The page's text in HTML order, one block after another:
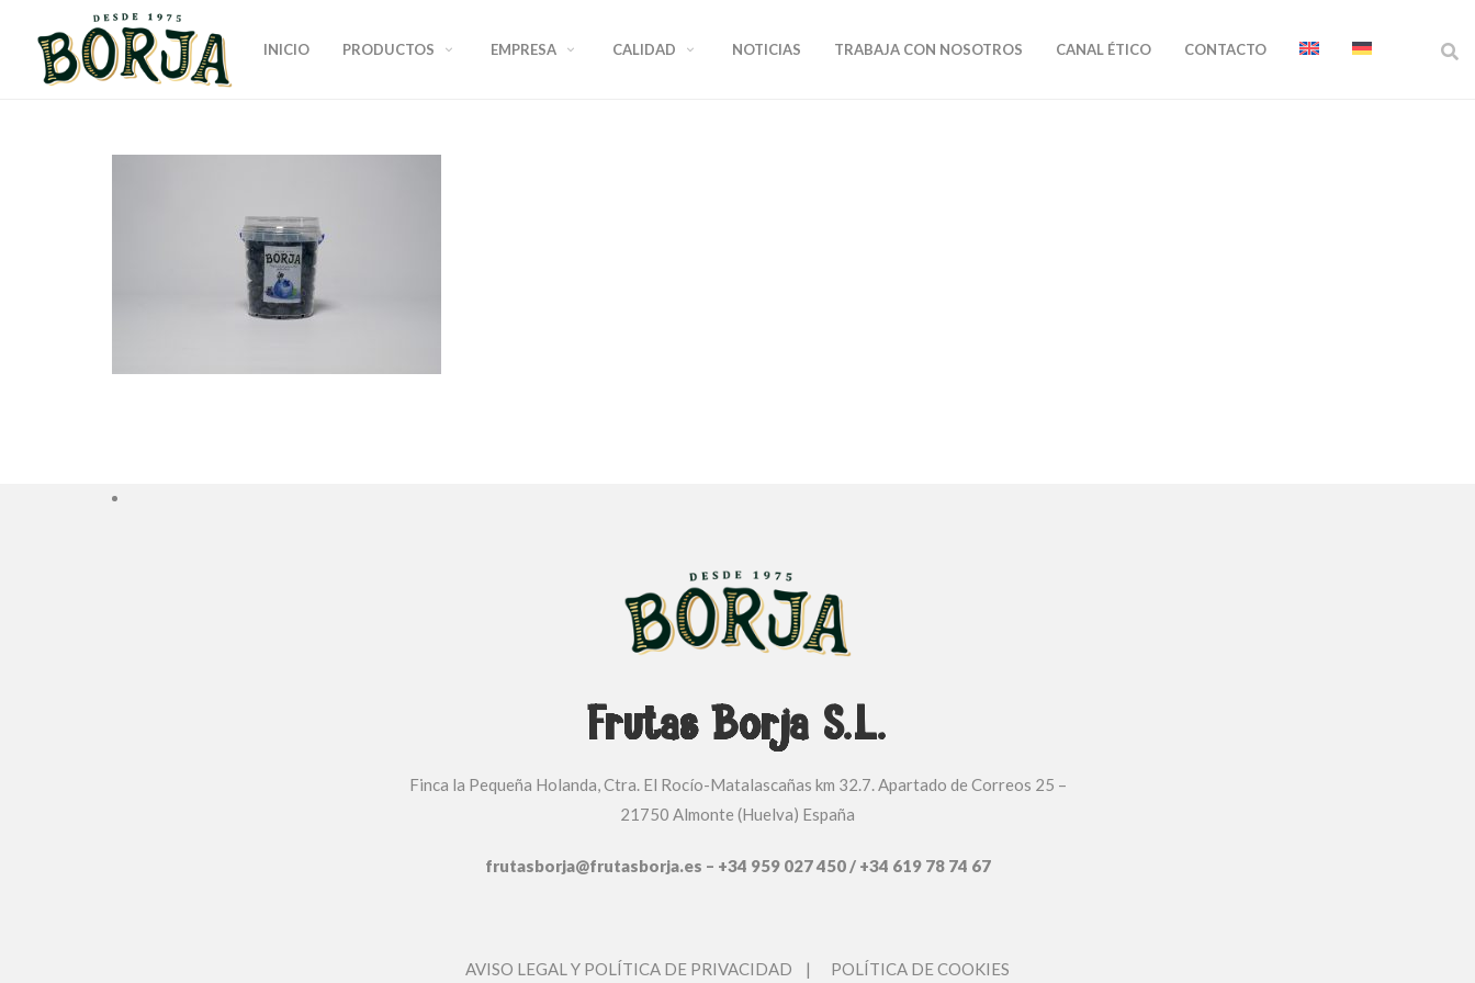
INICIO PRODUCTOS EMPRESA CALIDAD NOTICIAS TRABAJA CON NOSOTROS CANAL ÉTICO CONTACTO
Frutas Borja S.L.
Finca la Pequeña Holanda, Ctra. El Rocío-Matalascañas km 32.7. Apartado de Correos 25 –
21750 Almonte (Huelva) España
frutasborja@frutasborja.es – +34 959 027 450 / +34 619 78 74 67
AVISO LEGAL Y POLÍTICA DE PRIVACIDAD | POLÍTICA DE COOKIES